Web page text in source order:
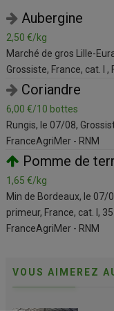
Oignon
0,40 €/kg
Rungis, le 07/08,
cat. I, 60-80 mm ,
Poire
2,30 €/kg
Rungis, le 07/08,
75 mm, plateau 1 rg ,
Banane
1,25 €/kg
Rungis, le 07/08,
FranceAgriMer - RNM
VOUS AIMEREZ